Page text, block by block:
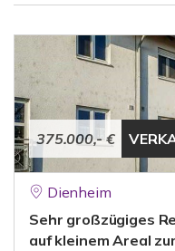
375.000,- €
Dienheim
Sehr großzügiges
auf kleinem Areal